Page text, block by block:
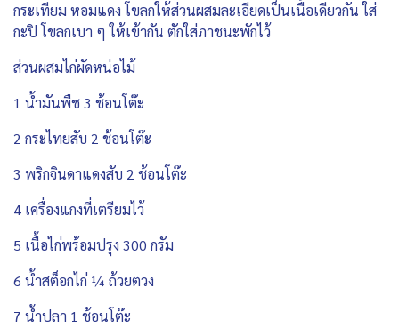
กระเทียม หอมแดง โขลกให้ส่วนผสมละเอียดเป็นเนื้อเดียวกัน ใส่
กะปิ โขลกเบา ๆ ให้เข้ากัน ตักใส่ภาชนะพักไว้
ส่วนผสมไก่ผัดหน่อไม้
1 น้ำมันพืช 3 ช้อนโต๊ะ
2 กระไทยสับ 2 ช้อนโต๊ะ
3 พริกจินดาแดงสับ 2 ช้อนโต๊ะ
4 เครื่องแกงที่เตรียมไว้
5 เนื้อไก่พร้อมปรุง 300 กรัม
6 น้ำสต็อกไก่ ¼ ถ้วยตวง
7 น้ำปลา 1 ช้อนโต๊ะ